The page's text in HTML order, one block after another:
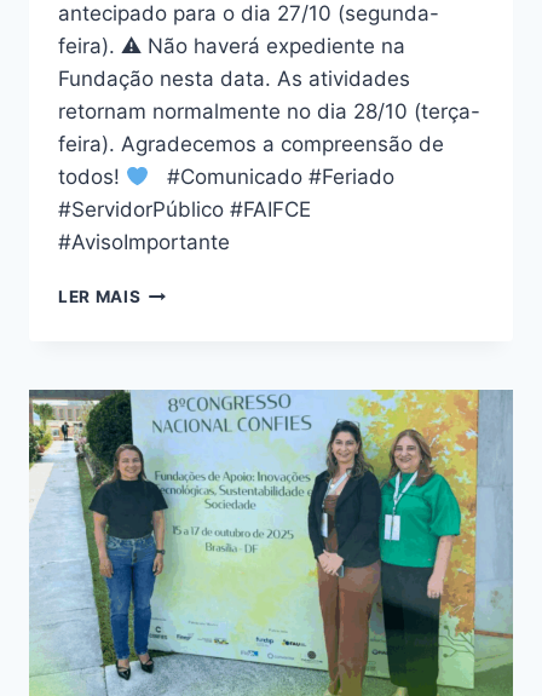
antecipado para o dia 27/10 (segunda-
feira). ⚠ Não haverá expediente na
Fundação nesta data. As atividades
retornam normalmente no dia 28/10 (terça-
feira). Agradecemos a compreensão de
todos!
#Comunicado #Feriado
#ServidorPúblico #FAIFCE
#AvisoImportante
LER MAIS